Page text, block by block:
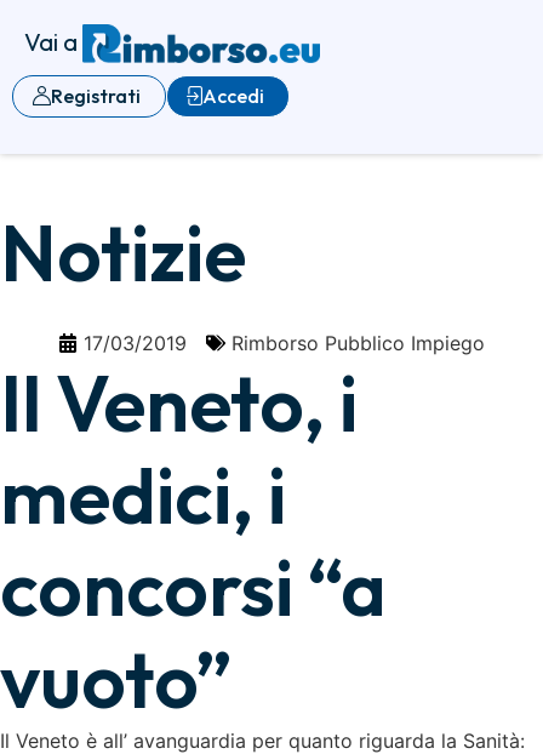
Vai a
Accedi
Registrati
Notizie
17/03/2019 Rimborso Pubblico Impiego
Il Veneto, i
medici, i
concorsi “a
vuoto”
Il Veneto è all’ avanguardia per quanto riguarda la Sanità: